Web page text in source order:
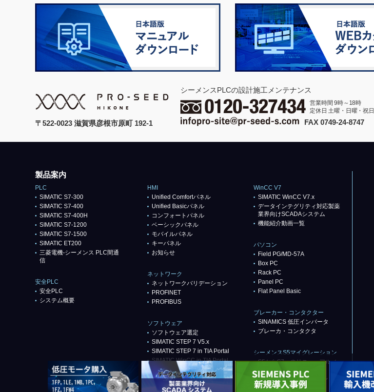
〒522-0023 滋賀県彦根市原町 192-1
シーメンスPLCの設計施工メンテナンス
営業時間 9時～18時
定休日 土曜・日曜・祝日
FAX 0749-24-8747
製品案内
PLC
SIMATIC S7-300
SIMATIC S7-400
SIMATIC S7-400H
SIMATIC S7-1200
SIMATIC S7-1500
SIMATIC ET200
三菱電機-シーメンス PLC間通
信
安全PLC
安全PLC
システム概要
HMI
Unified Comfortパネル
Unified Basicパネル
コンフォートパネル
ベーシックパネル
モバイルパネル
キーパネル
お知らせ
ネットワーク
ネットワークバリデーション
PROFlNET
PROFIBUS
ソフトウェア
ソフトウェア選定
SIMATIC STEP 7 V5.x
SIMATIC STEP 7 in TIA Portal
SIMATIC WinCC in TIA Portal
WinCC V7
SIMATIC WinCC V7.x
データインテグリティ対応製薬
業界向けSCADAシステム
機能紹介動画一覧
パソコン
Field PG/MD-57A
Box PC
Rack PC
Panel PC
Flat Panel Basic
ブレーカー・コンタクター
SINAMICS 低圧インバータ
ブレーカ・コンタクタ
シーメンスS5マイグレーション
S5からS7へのリニューアル／
リプレース
代替推奨品（基本パターン）